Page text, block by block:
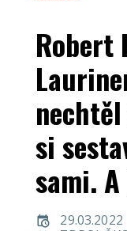
Robert
si
sami.
29.03.2022